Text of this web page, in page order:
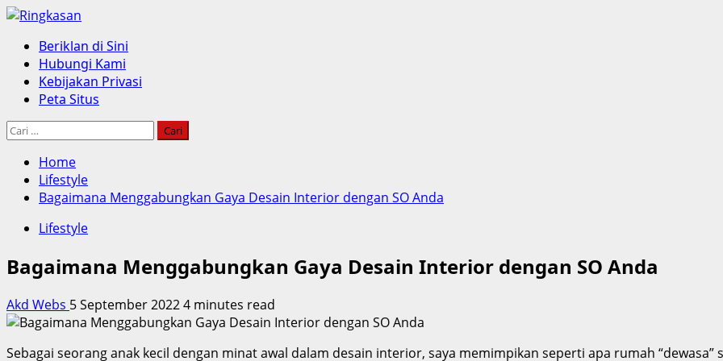
Skip
content
Primary
Menu
Beriklan di Sini
Hubungi Kami
Kebijakan Privasi
Peta Situs
Cari
Home
Lifestyle
Bagaimana Menggabungkan Gaya Desain Interior dengan SO Anda
Lifestyle
Bagaimana Menggabungkan Gaya Desain Interior dengan SO Anda
Akd Webs 5 September 20224 minutes read
Sebagai seorang anak kecil dengan minat awal dalam desain interior, saya memimpikan seperti apa rumah